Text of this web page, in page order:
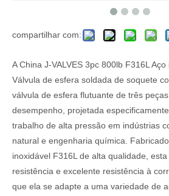
compartilhar com:
A China J-VALVES 3pc 800lb F316L
Válvula de esfera soldada de soquete
válvula de esfera flutuante de três
desempenho, projetada
trabalho de alta pressão em indústrias
natural e engenharia química.
inoxidável F316L de alta qualidade,
resistência e excelente resistência à
que ela se adapte a uma variedade de